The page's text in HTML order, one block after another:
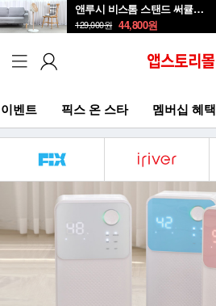
앤루시 비스톰 스탠드 써큘레이터 ASF-200A
129,000원 44,800원
이벤트 픽스 온 스타 멤버십 혜택